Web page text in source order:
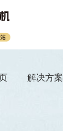
解决方案